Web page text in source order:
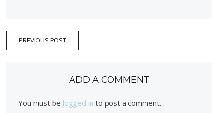
PREVIOUS POST
ADD A COMMENT
You must be logged in to post a comment.